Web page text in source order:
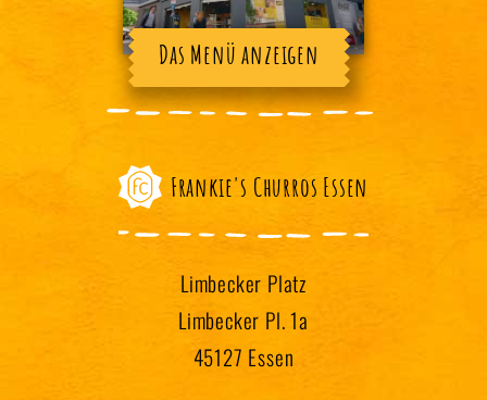
Das Menü anzeigen
Frankie's Churros Essen
Limbecker Platz
Limbecker Pl. 1a
45127 Essen